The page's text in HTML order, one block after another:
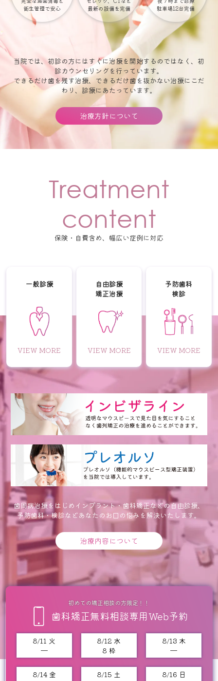
衛生管理で安心
最新の設備を完備
駐車場12台完備
当院では、初診の方にはすぐに治療を開始するのではなく、初
診カウンセリングを行っています。
できるだけ歯を残す治療、できるだけ歯を抜かない治療にこだ
わり、診療にあたっています。
治療方針について
Treatment
content
保険・自費含め、幅広い症例に対応
一般診療
VIEW MORE
自由診療
矯正治療
VIEW MORE
予防歯科
検診
VIEW MORE
歯周病治療をはじめインプラント・歯科矯正などの自由診療、
予防歯科・検診などあなたのお口の悩みを解決いたします。
治療内容について
初めての矯正相談の方限定！！
歯科矯正無料相談専用Web予約
8/11 火
━
8/12 水
8 枠
8/13 木
━
8/14 金
8/15 土
8/16 日